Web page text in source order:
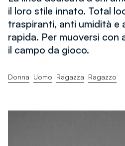
il loro stile innato. Total
traspiranti, anti umidità e
rapida. Per muoversi con
il campo da gioco.
Donna Uomo Ragazza Ragazzo